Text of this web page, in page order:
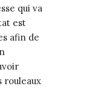
qui va
est
afin de
rouleaux